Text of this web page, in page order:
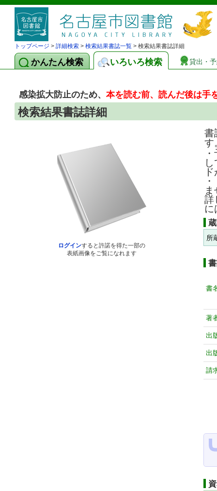
トップページ > 詳細検索 > 検索結果書誌一覧 > 検索結果書誌詳細
かんたん検索 いろいろ検索 貸出・
感染拡大防止のため、本を読む前、読んだ後は手
検索結果書誌詳細
ログインすると許諾を得た一部の
表紙画像をご覧になれます
書
す
詳
に
所
書
著
出
出
請